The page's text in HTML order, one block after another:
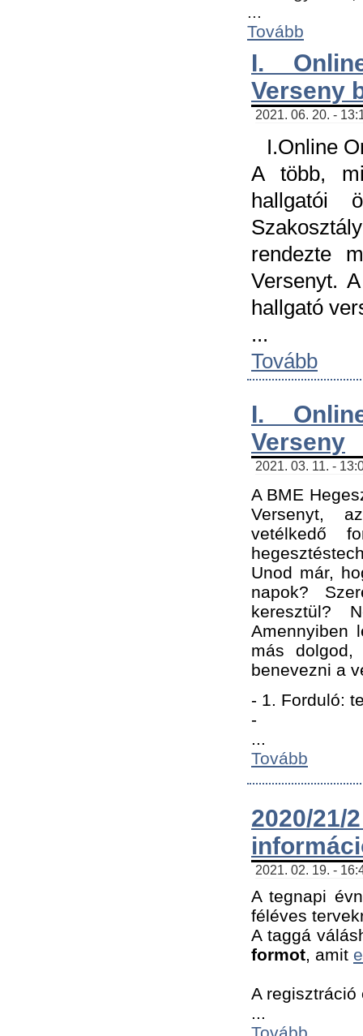
...
Tovább
I.
Verseny
2021. 06. 20. -
I.Online
A több,
hallgatói
rendezte
Versenyt.
hallgató
...
Tovább
I.
Verseny
2021. 03. 11. -
A BME
Versenyt,
vetélkedő
Unod már,
napok?
keresztül?
Amennyiben
más
benevezni a
- 1. Forduló:
-
...
Tovább
2020/
2021. 02. 19. -
A tegnapi
féléves
A taggá
formot, amit
A
...